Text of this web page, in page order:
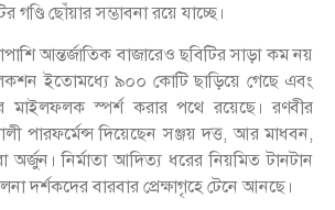
ছোঁয়ার সম্ভাবনা রয়ে যাচ্ছে।
আন্তর্জাতিক বাজারেও ছবিটির সাড়া কম নয়
ইতোমধ্যে ৯০০ কোটি ছাড়িয়ে গেছে এবং
স্পর্শ করার পথে রয়েছে। রণবীর
পারফর্মেন্স দিয়েছেন সঞ্জয় দত্ত, আর মাধবন,
অর্জুন। নির্মাতা আদিত্য ধরের নিয়মিত টানটান
দর্শকদের বারবার প্রেক্ষাগৃহে টেনে আনছে।